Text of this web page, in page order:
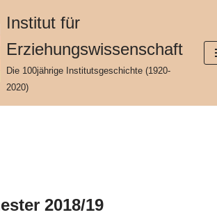
Institut für
Erziehungswissenschaft
Die 100jährige Institutsgeschichte (1920-
2020)
2018/19